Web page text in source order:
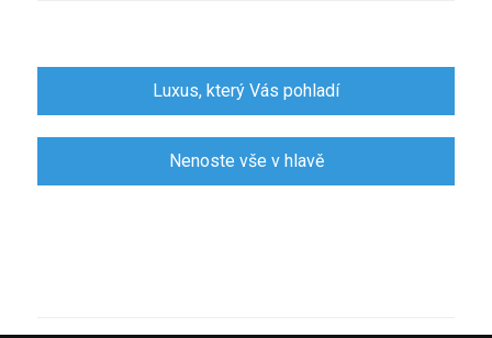
Luxus, který Vás pohladí
Nenoste vše v hlavě